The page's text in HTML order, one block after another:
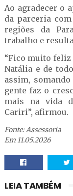
Ao agradecer o
da parceria
regiões da
trabalho e
“Fico muito feliz
Natália e de
assim,
gente faz o
mais na vida
Cariri”, afirmou.
Fonte: Assessoria
Em 11.05.2026
LEIA TAMBÉM